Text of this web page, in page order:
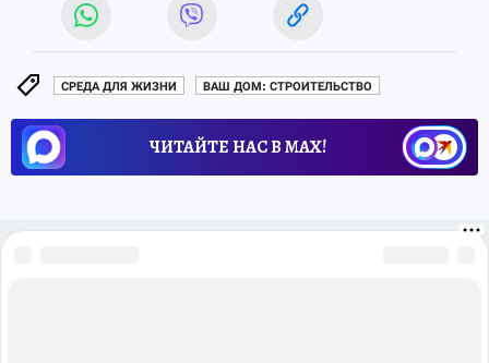
СРЕДА ДЛЯ ЖИЗНИ ВАШ ДОМ: СТРОИТЕЛЬСТВО
ЧИТАЙТЕ НАС В МАХ!